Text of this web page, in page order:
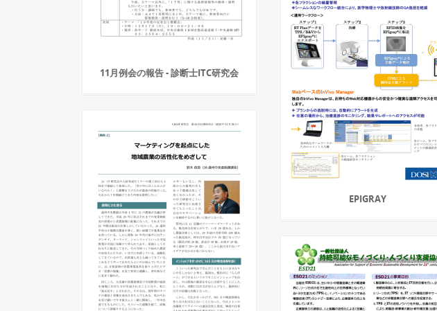
11月例会の報告 - 診断士ITC研究会
EPIGRAY